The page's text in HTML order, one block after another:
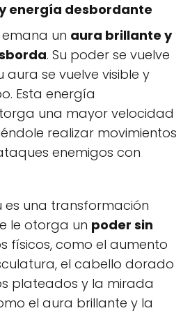
energía desbordante
emana un aura brillante y
. Su poder se vuelve
aura se vuelve visible y
Esta energía
una mayor velocidad
realizar movimientos
enemigos con
es una transformación
le otorga un poder sin
físicos, como el aumento
el cabello dorado
plateados y la mirada
el aura brillante y la